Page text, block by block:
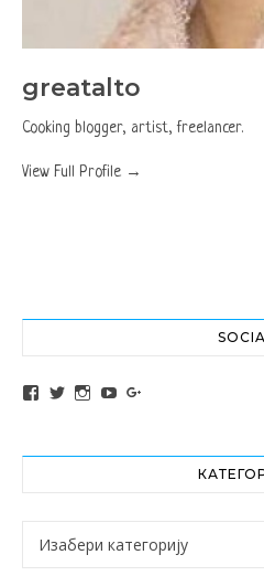
greatalto
Cooking blogger, artist, freelancer.
View Full Profile →
View altochef’s profile on
View jovancica73’s profile on
View jovancica73’s
View jovancica73’s
Категорије